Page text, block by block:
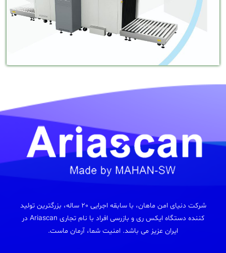
شرکت دنیای امن ماهان، با سابقه اجرایی 20 ساله، بزرگترین تولید
کننده دستگاه ایکس ری و بازرسی افراد با نام تجاری Ariascan در
ایران عزیز می باشد. امنیت شما، آرمان ماست.